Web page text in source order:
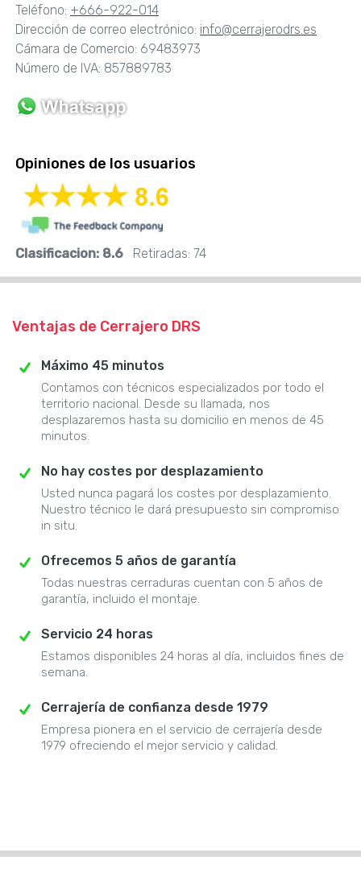
Teléfono: +666-922-014
Dirección de correo electrónico: info@cerrajerodrs.es
Cámara de Comercio: 69483973
Número de IVA: 857889783
Opiniones de los usuarios
Clasificacion: 8.6 Retiradas: 74
Ventajas de Cerrajero DRS
Máximo 45 minutos
Contamos con técnicos especializados por todo el
territorio nacional. Desde su llamada, nos
desplazaremos hasta su domicilio en menos de 45
minutos.
No hay costes por desplazamiento
Usted nunca pagará los costes por desplazamiento.
Nuestro técnico le dará presupuesto sin compromiso
in situ.
Ofrecemos 5 años de garantía
Todas nuestras cerraduras cuentan con 5 años de
garantía, incluido el montaje.
Servicio 24 horas
Estamos disponibles 24 horas al día, incluidos fines de
semana.
Cerrajería de confianza desde 1979
Empresa pionera en el servicio de cerrajería desde
1979 ofreciendo el mejor servicio y calidad.